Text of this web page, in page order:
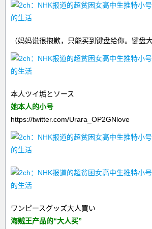
（妈妈说很抱歉，只能买到键盘给你。键盘
本人ツイ垢とソース
她本人的小号
https://twitter.com/Urara_OP2GNlove
ワンピースグッズ大人買い
海贼王产品的“大人买”